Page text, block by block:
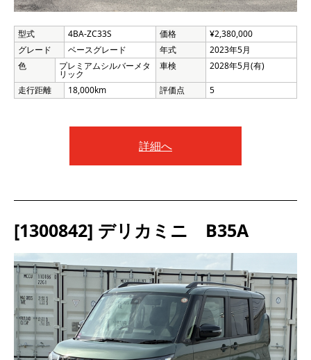
型式 4BA-ZC33S 価格
¥2,380,000
グレード
ベースグレード 年式
2023年5月
色
プレミアムシルバーメタ
リック
車検 2028年5月(有)
走行距離 18,000km 評価点 5
詳細へ
[1300842] デリカミニ B35A